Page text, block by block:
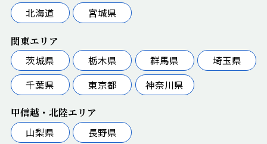
北海道
宮城県
関東エリア
茨城県
栃木県 群馬県
埼玉県
千葉県
東京都 神奈川県
甲信越・北陸エリア
山梨県
長野県